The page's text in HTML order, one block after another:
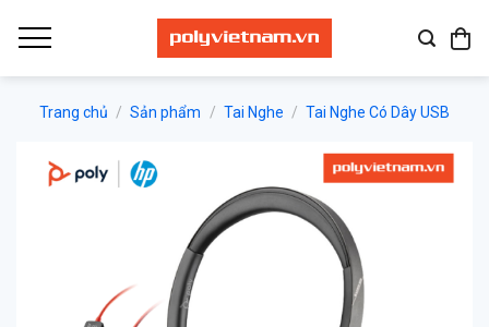
qua
Trang chủ / Sản phẩm / Tai Nghe / Tai Nghe Có Dây USB